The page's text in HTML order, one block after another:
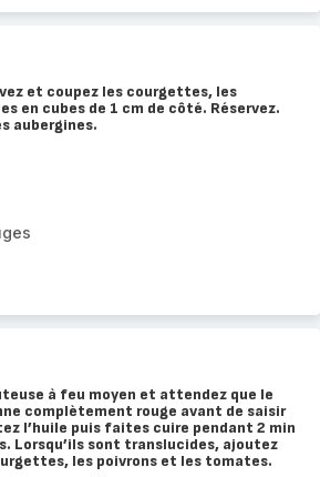
et coupez les courgettes, les
en cubes de 1 cm de côté. Réservez.
aubergines.
à feu moyen et attendez que le
complètement rouge avant de saisir
l’huile puis faites cuire pendant 2 min
Lorsqu’ils sont translucides, ajoutez
les poivrons et les tomates.